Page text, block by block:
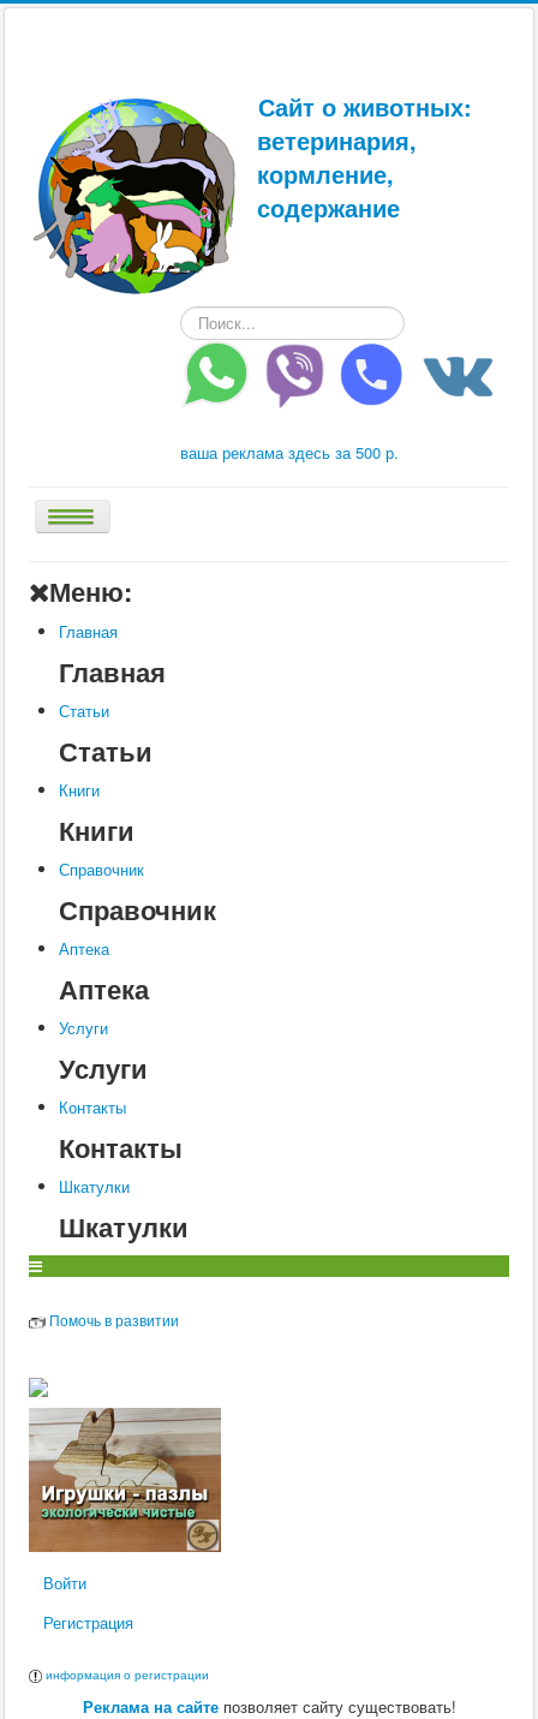
Сайт о животных:
ветеринария,
кормление,
содержание
Искать...
ваша реклама здесь за 500 р.
Книги
Услуги
Контакты
Шкатулки
Меню:
Главная
Главная
Статьи
Статьи
Книги
Книги
Справочник
Справочник
Аптека
Аптека
Услуги
Услуги
Контакты
Контакты
Шкатулки
Шкатулки
Помочь в развитии
Войти
Регистрация
информация о регистрации
Реклама на сайтепозволяет сайту существовать!